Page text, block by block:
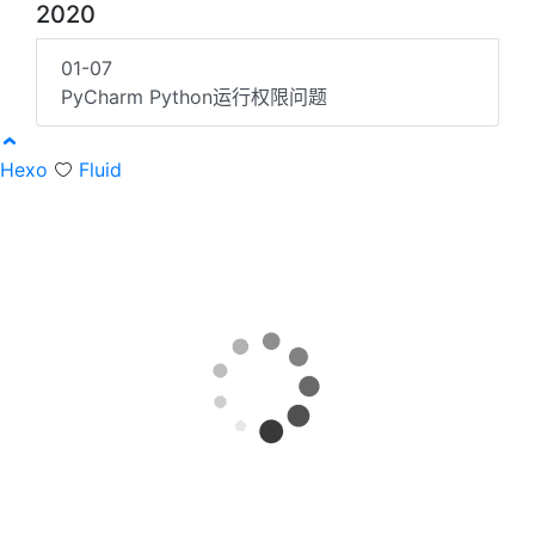
2020
01-07
PyCharm Python运行权限问题
Hexo Fluid